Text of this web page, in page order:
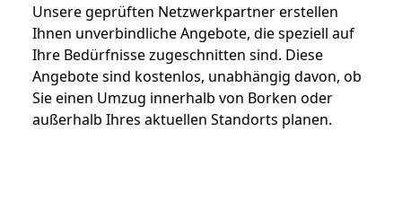
Unsere geprüften Netzwerkpartner erstellen
Ihnen unverbindliche Angebote, die speziell auf
Ihre Bedürfnisse zugeschnitten sind. Diese
Angebote sind kostenlos, unabhängig davon, ob
Sie einen Umzug innerhalb von Borken oder
außerhalb Ihres aktuellen Standorts planen.